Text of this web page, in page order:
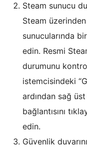
Steam sunucu
Steam
sunucularında
edin. Resmi
durumunu
istemcisindeki
ardından sağ
bağlantısını
edin.
Güvenlik